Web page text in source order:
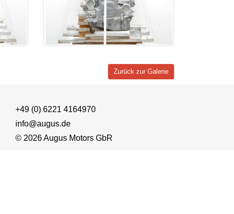
Zurück zur Galerie
+49 (0) 6221 4164970
info@augus.de
© 2026 Augus Motors GbR